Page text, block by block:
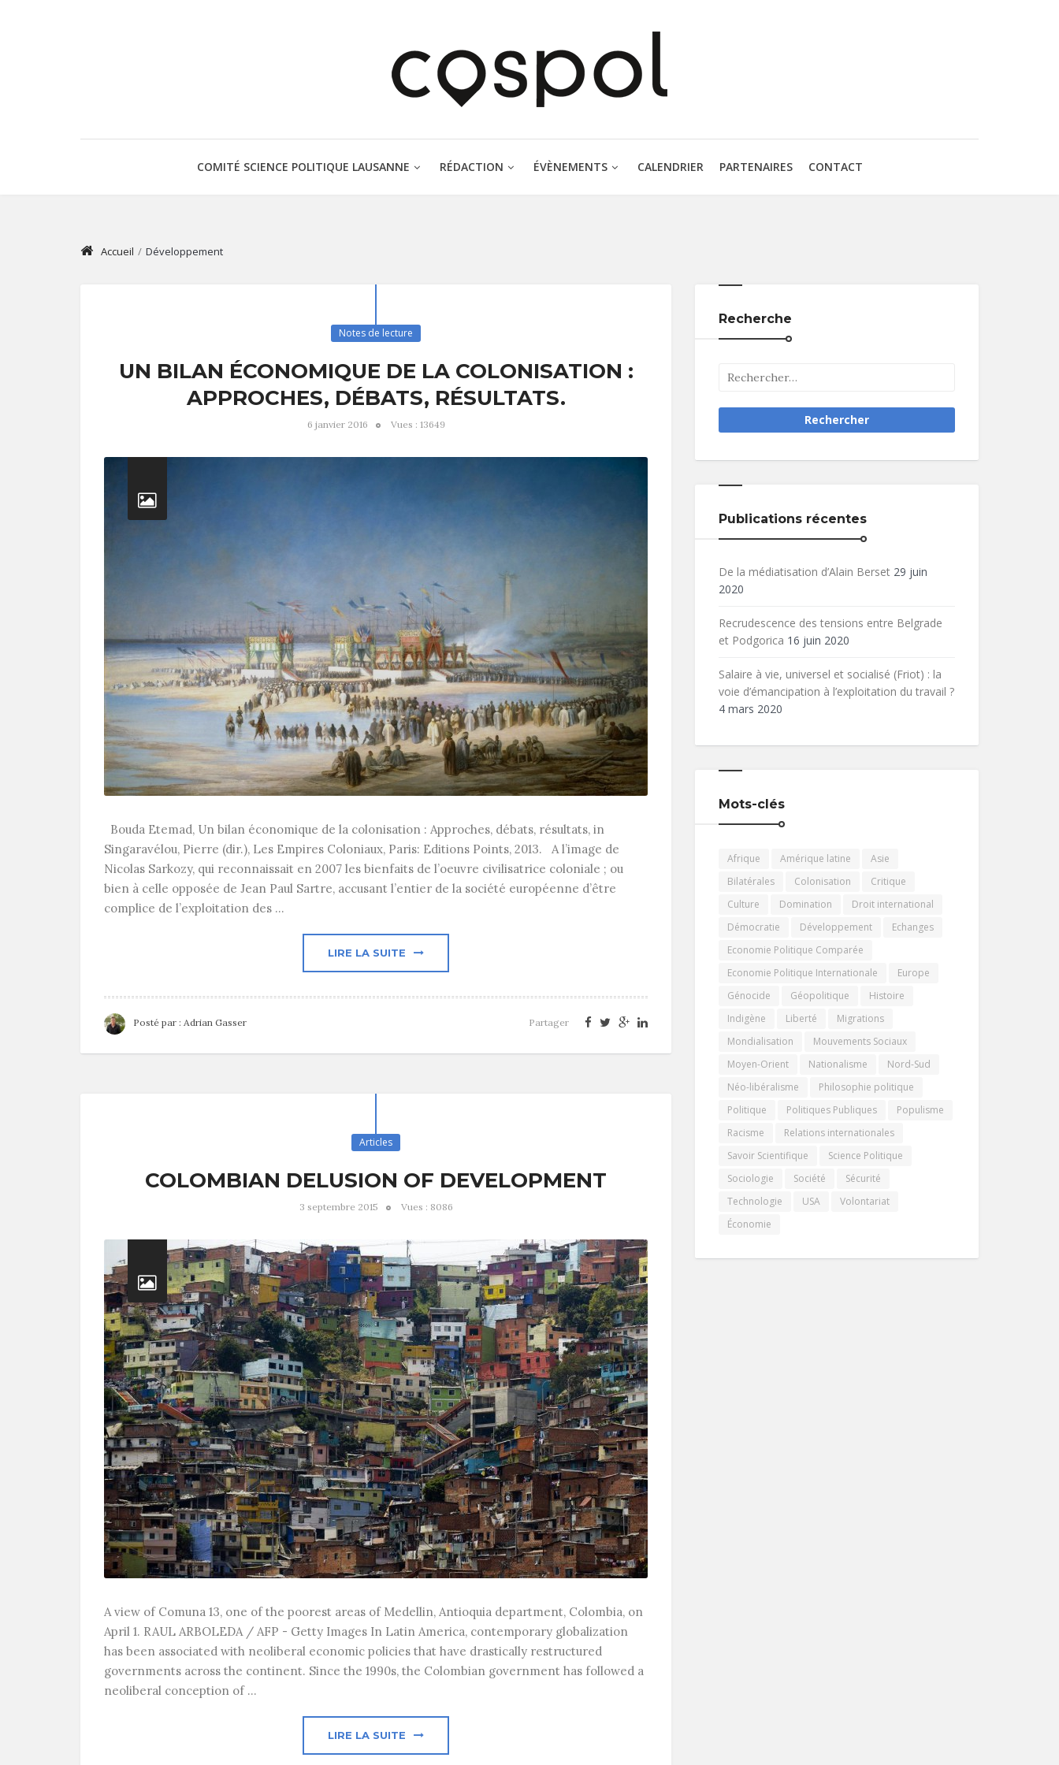
COMITÉ SCIENCE POLITIQUE LAUSANNE RÉDACTION ÉVÈNEMENTS CALENDRIER PARTENAIRES CONTACT
Accueil / Développement
Notes de lecture
UN BILAN ÉCONOMIQUE DE LA COLONISATION :
APPROCHES, DÉBATS, RÉSULTATS.
6 janvier 2016 Vues : 13649
Bouda Etemad, Un bilan économique de la colonisation : Approches, débats, résultats, in
Singaravélou, Pierre (dir.), Les Empires Coloniaux, Paris: Editions Points, 2013. A l’image de
Nicolas Sarkozy, qui reconnaissait en 2007 les bienfaits de l’oeuvre civilisatrice coloniale ; ou
bien à celle opposée de Jean Paul Sartre, accusant l’entier de la société européenne d’être
complice de l’exploitation des ...
LIRE LA SUITE
Posté par : Adrian Gasser Partager
Articles
COLOMBIAN DELUSION OF DEVELOPMENT
3 septembre 2015 Vues : 8086
A view of Comuna 13, one of the poorest areas of Medellin, Antioquia department, Colombia, on
April 1. RAUL ARBOLEDA / AFP - Getty Images In Latin America, contemporary globalization
has been associated with neoliberal economic policies that have drastically restructured
governments across the continent. Since the 1990s, the Colombian government has followed a
neoliberal conception of ...
LIRE LA SUITE
Recherche
Publications récentes
De la médiatisation d’Alain Berset 29 juin
2020
Recrudescence des tensions entre Belgrade
et Podgorica 16 juin 2020
Salaire à vie, universel et socialisé (Friot) : la
voie d’émancipation à l’exploitation du travail ?
4 mars 2020
Mots-clés
Afrique Amérique latine
Asie
Bilatérales
Colonisation
Critique
Culture
Domination
Droit international
Démocratie
Développement
Echanges
Economie Politique Comparée
Economie Politique Internationale
Europe
Génocide
Géopolitique
Histoire
Indigène
Liberté
Migrations
Mondialisation
Mouvements Sociaux
Moyen-Orient
Nationalisme
Nord-Sud
Néo-libéralisme
Philosophie politique
Politique
Politiques Publiques
Populisme
Racisme
Relations internationales
Savoir Scientifique
Science Politique
Sociologie
Société
Sécurité
Technologie
USA
Volontariat
Économie